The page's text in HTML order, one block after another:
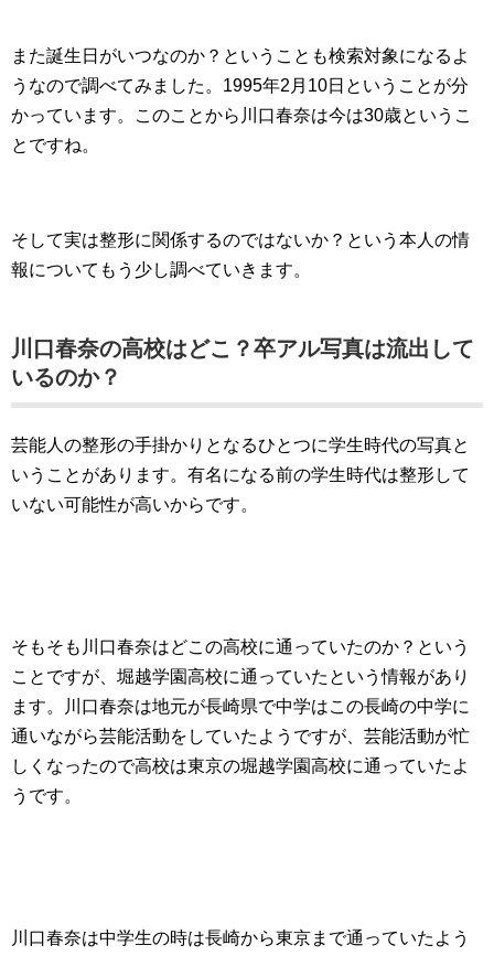
また誕生日がいつなのか？ということも検索対象になるよ
うなので調べてみました。1995年2月10日ということが分
かっています。このことから川口春奈は今は30歳というこ
とですね。
そして実は整形に関係するのではないか？という本人の情
報についてもう少し調べていきます。
川口春奈の高校はどこ？卒アル写真は流出して
いるのか？
芸能人の整形の手掛かりとなるひとつに学生時代の写真と
いうことがあります。有名になる前の学生時代は整形して
いない可能性が高いからです。
そもそも川口春奈はどこの高校に通っていたのか？という
ことですが、堀越学園高校に通っていたという情報があり
ます。川口春奈は地元が長崎県で中学はこの長崎の中学に
通いながら芸能活動をしていたようですが、芸能活動が忙
しくなったので高校は東京の堀越学園高校に通っていたよ
うです。
川口春奈は中学生の時は長崎から東京まで通っていたよう